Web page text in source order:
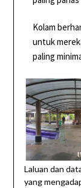
Kolam
untuk
paling
Laluan dan
yang